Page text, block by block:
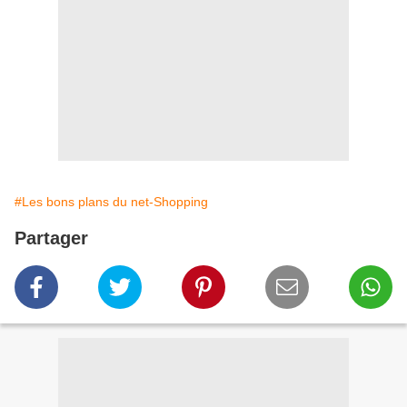
#Les bons plans du net-Shopping
Partager